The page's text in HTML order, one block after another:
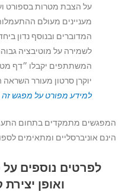
על הצבת מטרות בספורט
מעניינים מעולם
המדוברים ובנוסף נדון
לשמירה על מוטיבציה
המשתתפים יקבלו ״דף
יוקרן סרטון מעורר
למידע מפורט על מפגש זה
המפגשים מתמקדים בתחום
הינם אוניברסליים ומתאימים
לפרטים נוספים
ואופן